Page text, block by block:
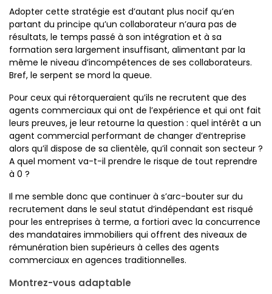
Adopter cette stratégie est d’autant plus nocif qu’en
partant du principe qu’un collaborateur n’aura pas de
résultats, le temps passé à son intégration et à sa
formation sera largement insuffisant, alimentant par la
même le niveau d’incompétences de ses collaborateurs.
Bref, le serpent se mord la queue.
Pour ceux qui rétorqueraient qu’ils ne recrutent que des
agents commerciaux qui ont de l’expérience et qui ont fait
leurs preuves, je leur retourne la question : quel intérêt a un
agent commercial performant de changer d’entreprise
alors qu’il dispose de sa clientèle, qu’il connait son secteur ?
A quel moment va-t-il prendre le risque de tout reprendre
à 0 ?
Il me semble donc que continuer à s’arc-bouter sur du
recrutement dans le seul statut d’indépendant est risqué
pour les entreprises à terme, a fortiori avec la concurrence
des mandataires immobiliers qui offrent des niveaux de
rémunération bien supérieurs à celles des agents
commerciaux en agences traditionnelles.
Montrez-vous adaptable